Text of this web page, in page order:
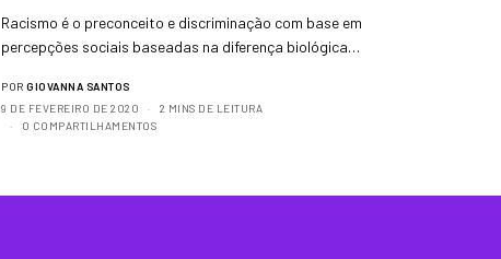
Racismo é o preconceito e discriminação com base em
percepções sociais baseadas na diferença biológica…
POR GIOVANNA SANTOS
9 DE FEVEREIRO DE 2020
2 MINS DE LEITURA
0 COMPARTILHAMENTOS